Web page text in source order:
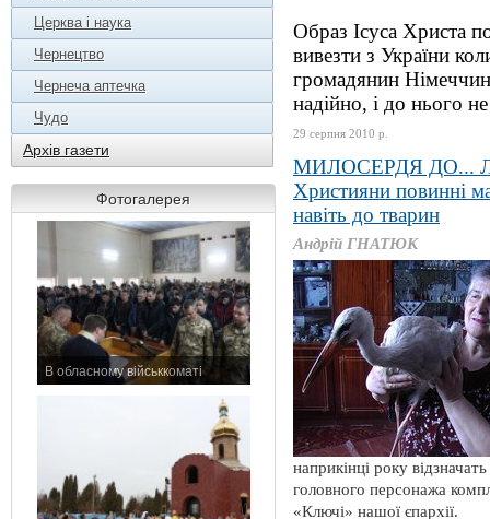
Церква і наука
Чернецтво
Чернеча аптечка
Чудо
Архів газети
Фотогалерея
В обласному військкоматі
Образ Ісуса Христа
вивезти з України
громадянин
надійно, і до нього
29 серпня 2010 р.
МИЛОСЕРДЯ ДО...
Християни повинні
навіть до тварин
Андрій ГНАТЮК
наприкінці року
головного персонажа
«Ключі» нашої єпархії.